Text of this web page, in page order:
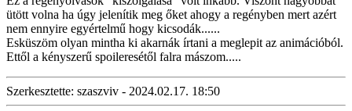
ütött volna ha úgy jelenítik meg őket ahogy a regényben mert azért
nem ennyire egyértelmű hogy kicsodák......
Esküszöm olyan mintha ki akarnák írtani a meglepit az animációból.
Ettől a kényszerű spoileresétől falra mászom.....
Szerkesztette: szaszviv - 2024.02.17. 18:50